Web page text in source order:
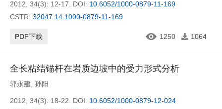
2012, 34(3): 12-17. DOI: 10.6052/1000-0879-11-169
CSTR: 32047.14.1000-0879-11-169
PDF下载 1250 1064
全长粘结锚杆在岩质边坡中的受力形式分析
郭永建 孙阳
2012, 34(3): 18-22. DOI: 10.6052/1000-0879-12-024